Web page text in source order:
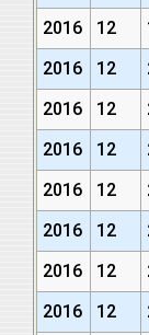
2016
12
2016
12
2016
12
2016
12
2016
12
2016
12
2016
12
2016
12